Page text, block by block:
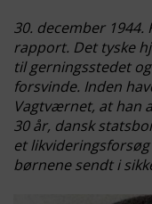
30. december
rapport. Det tyske
til gerningsstedet
forsvinde. Inden
Vagtværnet, at han
30 år, dansk
et
børnene sendt i